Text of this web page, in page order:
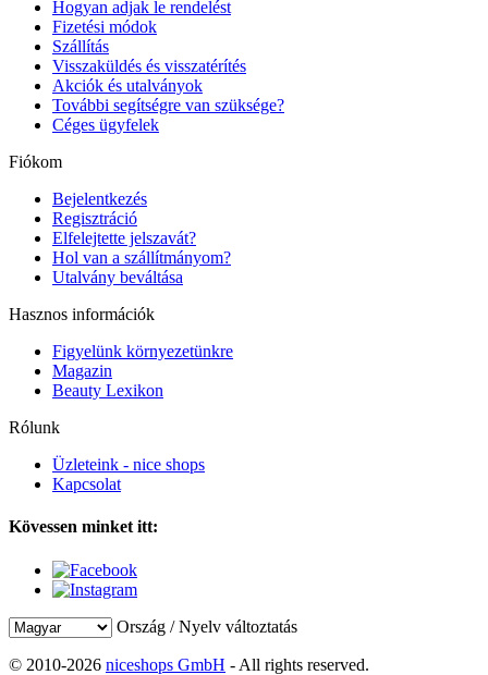
Hogyan adjak le rendelést
Fizetési módok
Szállítás
Visszaküldés és visszatérítés
Akciók és utalványok
További segítségre van szüksége?
Céges ügyfelek
Fiókom
Bejelentkezés
Regisztráció
Elfelejtette jelszavát?
Hol van a szállítmányom?
Utalvány beváltása
Hasznos információk
Figyelünk környezetünkre
Magazin
Beauty Lexikon
Rólunk
Üzleteink - nice shops
Kapcsolat
Kövessen minket itt:
Ország / Nyelv változtatás
© 2010-2026 niceshops GmbH - All rights reserved.